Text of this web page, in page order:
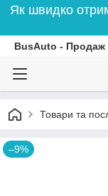
Як швидко
BusAuto - Продаж
Товари та
–9%